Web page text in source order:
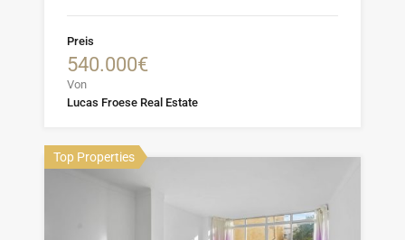
Preis
540.000€
Von
Lucas Froese Real Estate
Top Properties